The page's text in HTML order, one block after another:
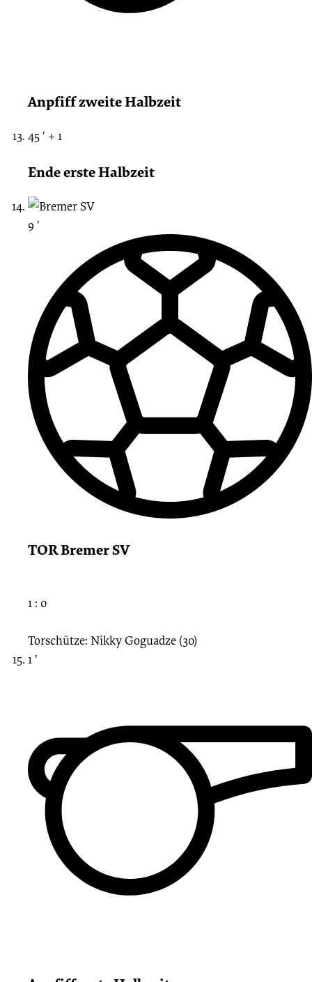
Anpfiff zweite Halbzeit
45 ′ + 1
Ende erste Halbzeit
9 ′
TOR Bremer SV
1 : 0
Torschütze: Nikky Goguadze (30)
1 ′